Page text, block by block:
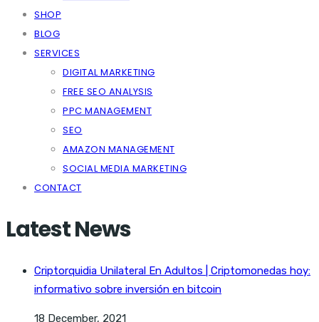
SHOP
BLOG
SERVICES
DIGITAL MARKETING
FREE SEO ANALYSIS
PPC MANAGEMENT
SEO
AMAZON MANAGEMENT
SOCIAL MEDIA MARKETING
CONTACT
Latest News
Criptorquidia Unilateral En Adultos | Criptomonedas hoy:
informativo sobre inversión en bitcoin
18 December, 2021